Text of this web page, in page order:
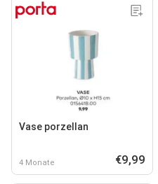
Vase porzellan
4 Monate €9,99